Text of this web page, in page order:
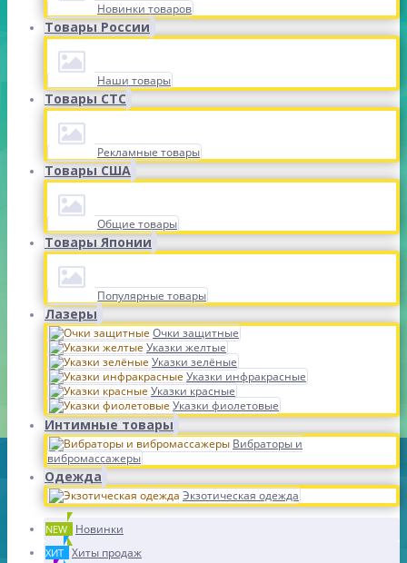
Новинки товаров
Товары России
Наши товары
Товары СТС
Рекламные товары
Товары США
Общие товары
Товары Японии
Популярные товары
Лазеры
Очки защитные
Указки желтые
Указки зелёные
Указки инфракрасные
Указки красные
Указки фиолетовые
Интимные товары
Вибраторы и
вибромассажеры
Одежда
Экзотическая одежда
NEW Новинки
ХИТ Хиты продаж